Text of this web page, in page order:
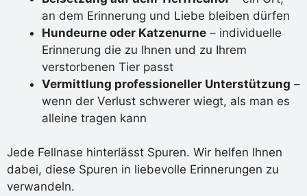
an dem Erinnerung und Liebe bleiben dürfen
Hundeurne oder Katzenurne – individuelle
Erinnerung die zu Ihnen und zu Ihrem
verstorbenen Tier passt
Vermittlung professioneller Unterstützung –
wenn der Verlust schwerer wiegt, als man es
alleine tragen kann
Jede Fellnase hinterlässt Spuren. Wir helfen Ihnen
dabei, diese Spuren in liebevolle Erinnerungen zu
verwandeln.